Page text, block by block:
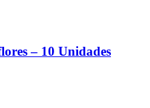
– 10 Unidades